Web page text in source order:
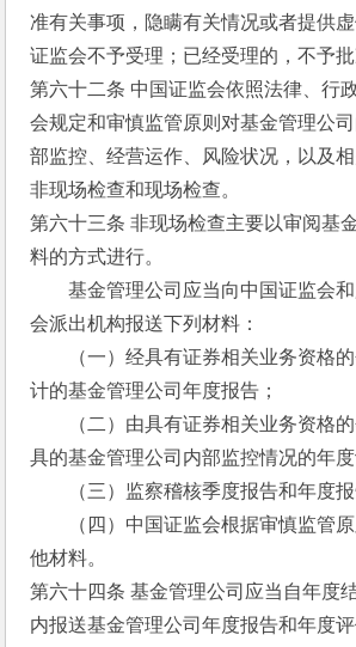
准有关事项，隐瞒有关情况或者提供
证监会不予受理；已经受理的，不予批
第六十二条 中国证监会依照法律、行
会规定和审慎监管原则对基金管理公
部监控、经营运作、风险状况，以及
非现场检查和现场检查。
第六十三条 非现场检查主要以审阅基
料的方式进行。
基金管理公司应当向中国证监会和
会派出机构报送下列材料：
（一）经具有证券相关业务资格的
计的基金管理公司年度报告；
（二）由具有证券相关业务资格的
具的基金管理公司内部监控情况的年度
（三）监察稽核季度报告和年度报
（四）中国证监会根据审慎监管原
他材料。
第六十四条 基金管理公司应当自年度
内报送基金管理公司年度报告和年度